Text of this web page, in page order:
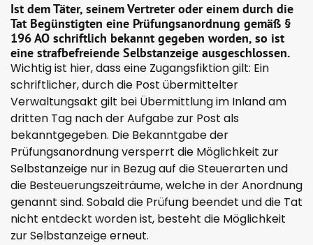
Ist dem Täter, seinem Vertreter oder einem durch die
Tat Begünstigten eine Prüfungsanordnung gemäß §
196 AO schriftlich bekannt gegeben worden, so ist
eine strafbefreiende Selbstanzeige ausgeschlossen.
Wichtig ist hier, dass eine Zugangsfiktion gilt: Ein
schriftlicher, durch die Post übermittelter
Verwaltungsakt gilt bei Übermittlung im Inland am
dritten Tag nach der Aufgabe zur Post als
bekanntgegeben. Die Bekanntgabe der
Prüfungsanordnung versperrt die Möglichkeit zur
Selbstanzeige nur in Bezug auf die Steuerarten und
die Besteuerungszeiträume, welche in der Anordnung
genannt sind. Sobald die Prüfung beendet und die Tat
nicht entdeckt worden ist, besteht die Möglichkeit
zur Selbstanzeige erneut.